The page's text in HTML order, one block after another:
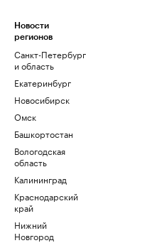
Новости
регионов
Санкт-Петербург
и область
Екатеринбург
Новосибирск
Омск
Башкортостан
Вологодская
область
Калининград
Краснодарский
край
Нижний
Новгород